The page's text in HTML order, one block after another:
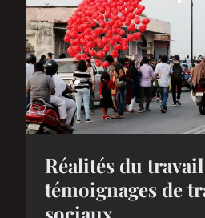
Réalités du
témoignages de